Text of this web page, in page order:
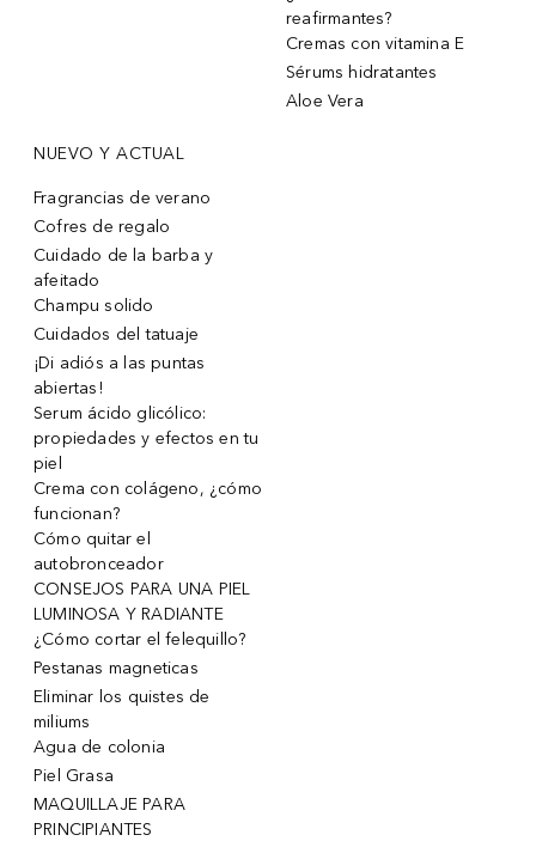
reafirmantes?
Cremas con vitamina E
Sérums hidratantes
Aloe Vera
NUEVO Y ACTUAL
Fragrancias de verano
Cofres de regalo
Cuidado de la barba y
afeitado
Champu solido
Cuidados del tatuaje
¡Di adiós a las puntas
abiertas!
Serum ácido glicólico:
propiedades y efectos en tu
piel
Crema con colágeno, ¿cómo
funcionan?
Cómo quitar el
autobronceador
CONSEJOS PARA UNA PIEL
LUMINOSA Y RADIANTE
¿Cómo cortar el felequillo?
Pestanas magneticas
Eliminar los quistes de
miliums
Agua de colonia
Piel Grasa
MAQUILLAJE PARA
PRINCIPIANTES